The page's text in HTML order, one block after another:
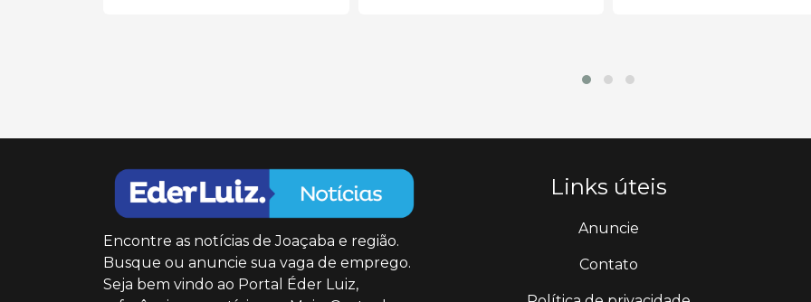
Encontre as notícias de Joaçaba e região.
Busque ou anuncie sua vaga de emprego.
Seja bem vindo ao Portal Éder Luiz,
Links úteis
Anuncie
Contato